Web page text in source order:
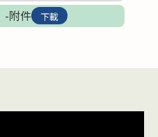
-附件 下載